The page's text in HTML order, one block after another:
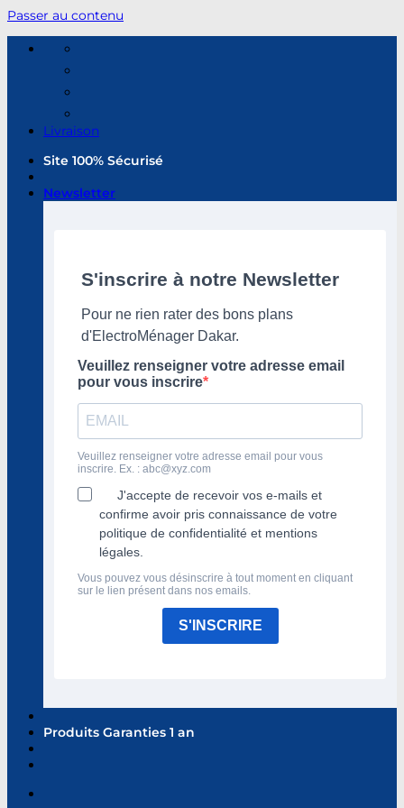
Passer au contenu
Livraison
Site 100% Sécurisé
Newsletter
S'inscrire à notre Newsletter
Pour ne rien rater des bons plans
d'ElectroMénager Dakar.
Veuillez renseigner votre adresse email
pour vous inscrire
Veuillez renseigner votre adresse email pour vous
inscrire. Ex. : abc@xyz.com
J'accepte de recevoir vos e-mails et
confirme avoir pris connaissance de votre
politique de confidentialité et mentions
légales.
Vous pouvez vous désinscrire à tout moment en cliquant
sur le lien présent dans nos emails.
S'INSCRIRE
Produits Garanties 1 an